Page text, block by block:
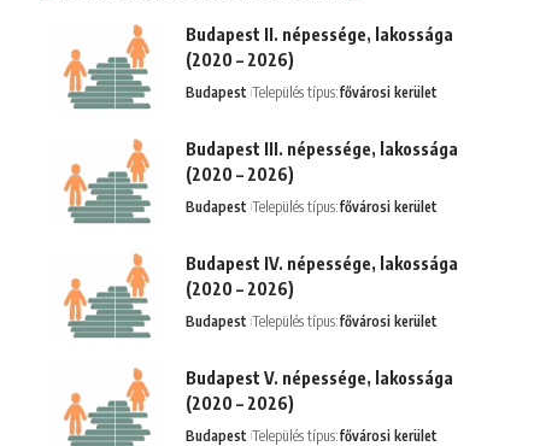
Budapest II. népessége, lakossága
(2020 – 2026)
Budapest Település típus:fővárosi kerület
Budapest III. népessége, lakossága
(2020 – 2026)
Budapest Település típus:fővárosi kerület
Budapest IV. népessége, lakossága
(2020 – 2026)
Budapest Település típus:fővárosi kerület
Budapest V. népessége, lakossága
(2020 – 2026)
Budapest Település típus:fővárosi kerület